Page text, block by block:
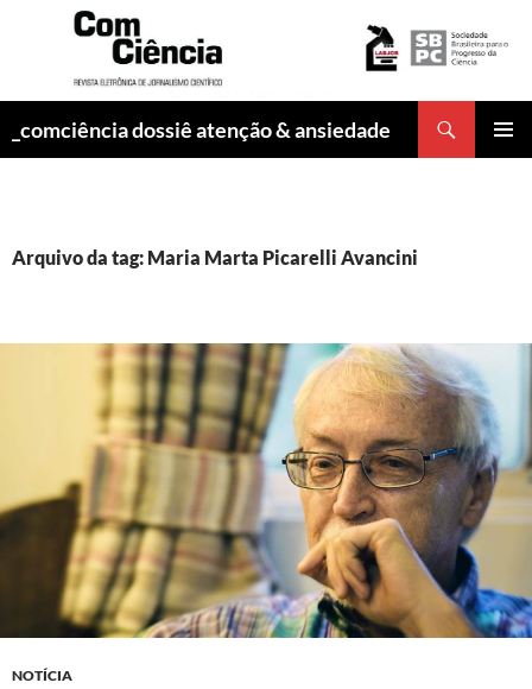
_comciência dossiê atenção & ansiedade
Arquivo da tag: Maria Marta Picarelli Avancini
NOTÍCIA